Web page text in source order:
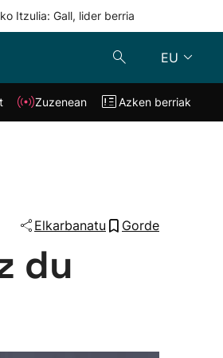
Itzulia: Gall, lider berria
EU
Klisk Zuzenean
Zuzenean Azken berriak
Elkarbanatu Gorde
du